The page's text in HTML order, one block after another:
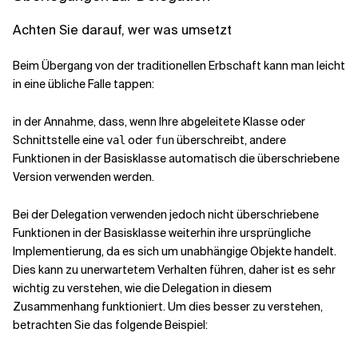
Achten Sie darauf, wer was umsetzt
Beim Übergang von der traditionellen Erbschaft kann man leicht
in eine übliche Falle tappen:
in der Annahme, dass, wenn Ihre abgeleitete Klasse oder
Schnittstelle eineval oder funüberschreibt, andere
Funktionen in der Basisklasse automatisch die überschriebene
Version verwenden werden.
Bei der Delegation verwenden jedoch nicht überschriebene
Funktionen in der Basisklasse weiterhin ihre ursprüngliche
Implementierung, da es sich um unabhängige Objekte handelt.
Dies kann zu unerwartetem Verhalten führen, daher ist es sehr
wichtig zu verstehen, wie die Delegation in diesem
Zusammenhang funktioniert. Um dies besser zu verstehen,
betrachten Sie das folgende Beispiel: